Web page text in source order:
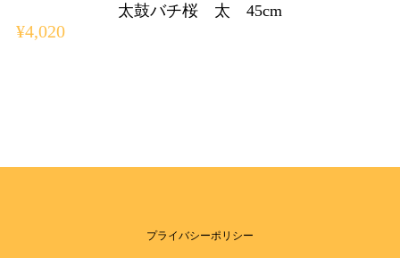
太鼓バチ桜 太 45cm
¥4,020
プライバシーポリシー